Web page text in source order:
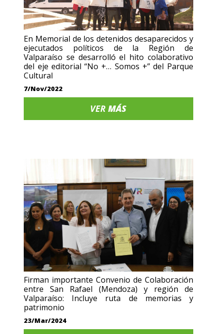
En Memorial de los detenidos desaparecidos y
ejecutados políticos de la Región de
Valparaíso se desarrolló el hito colaborativo
del eje editorial “No +… Somos +” del Parque
Cultural
7/Nov/2022
VERMÁS
Firman importante Convenio de Colaboración
entre San Rafael (Mendoza) y región de
Valparaíso: Incluye ruta de memorias y
patrimonio
23/Mar/2024